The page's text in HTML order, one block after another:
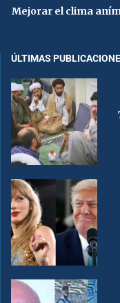
Mejorar el clima
ÚLTIMAS